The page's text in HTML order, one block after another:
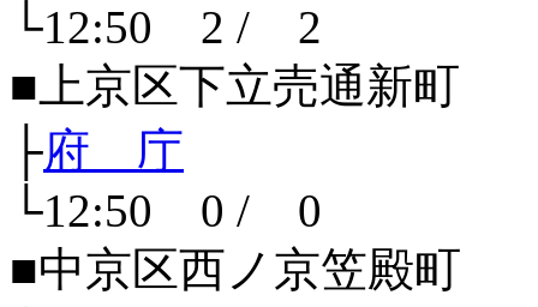
└12:50 2 / 2
■上京区下立売通新町
├府 庁
└12:50 0 / 0
■中京区西ノ京笠殿町